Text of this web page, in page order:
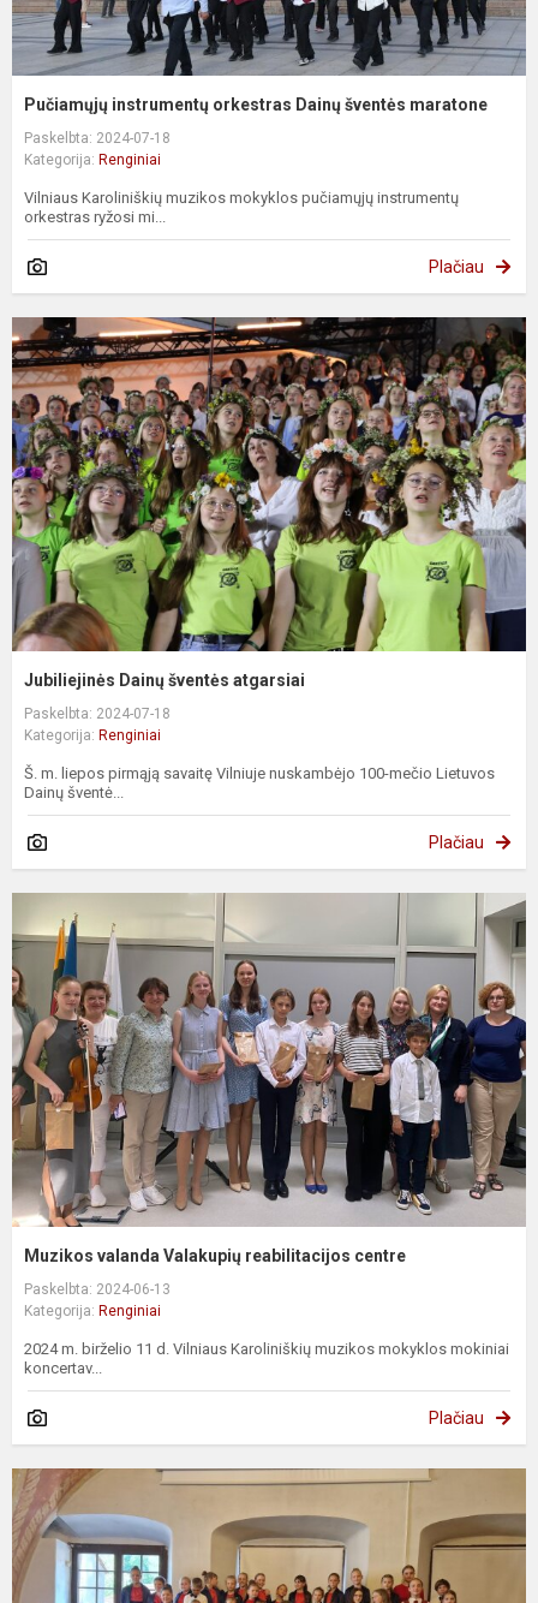
Pučiamųjų instrumentų orkestras Dainų šventės maratone
Paskelbta: 2024-07-18
Kategorija: Renginiai
Vilniaus Karoliniškių muzikos mokyklos pučiamųjų instrumentų
orkestras ryžosi mi...
Plačiau
Jubiliejinės Dainų šventės atgarsiai
Paskelbta: 2024-07-18
Kategorija: Renginiai
Š. m. liepos pirmąją savaitę Vilniuje nuskambėjo 100-mečio Lietuvos
Dainų šventė...
Plačiau
Muzikos valanda Valakupių reabilitacijos centre
Paskelbta: 2024-06-13
Kategorija: Renginiai
2024 m. birželio 11 d. Vilniaus Karoliniškių muzikos mokyklos mokiniai
koncertav...
Plačiau